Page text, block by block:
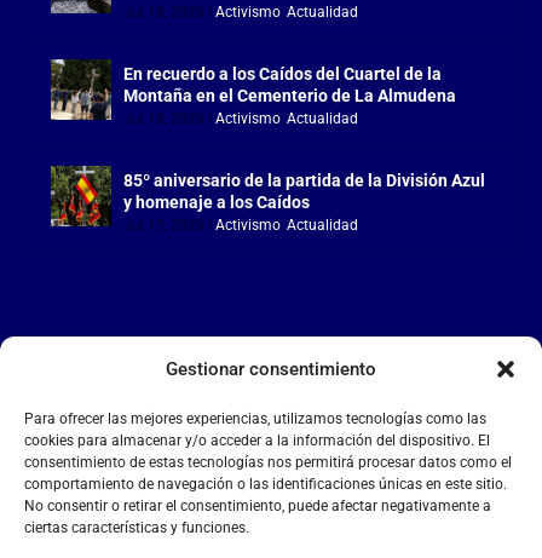
Gestionar consentimiento
Para ofrecer las mejores experiencias, utilizamos tecnologías como las
cookies para almacenar y/o acceder a la información del dispositivo. El
consentimiento de estas tecnologías nos permitirá procesar datos como el
comportamiento de navegación o las identificaciones únicas en este sitio.
No consentir o retirar el consentimiento, puede afectar negativamente a
ciertas características y funciones.
Jul 18, 2026 |Activismo,Actualidad
En recuerdo a los Caídos del Cuartel de la
Montaña en el Cementerio de La Almudena
Jul 18, 2026 |Activismo,Actualidad
85º aniversario de la partida de la División Azul
y homenaje a los Caídos
Jul 15, 2026 |Activismo,Actualidad
LA FALANGE
Reproductor
de
vídeo